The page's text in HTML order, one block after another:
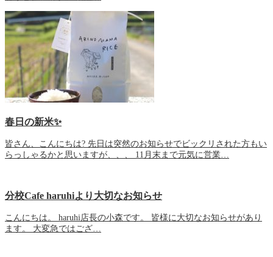
春日の新米✨
皆さん、こんにちは? 先日は突然のお知らせでビックリされた方もい
らっしゃるかと思いますが、、、 11月末まで元気に営業…
分校Cafe haruhiより大切なお知らせ
こんにちは。 haruhi店長の小森です。 皆様に大切なお知らせがあり
ます。 大変急ではござ…